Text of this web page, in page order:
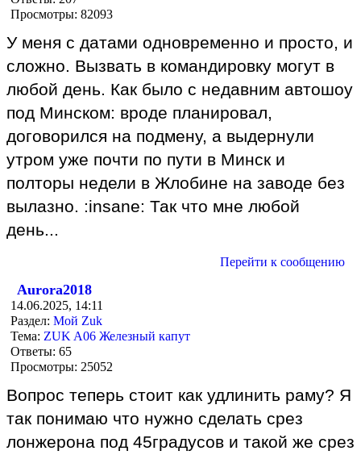
Просмотры: 82093
У меня с датами одновременно и просто, и
сложно. Вызвать в командировку могут в
любой день. Как было с недавним автошоу
под Минском: вроде планировал,
договорился на подмену, а выдернули
утром уже почти по пути в Минск и
полторы недели в Жлобине на заводе без
вылазно. :insane: Так что мне любой
день...
Перейти к сообщению
Aurora2018
14.06.2025, 14:11
Раздел: Мой Zuk
Тема: ZUK A06 Железный капут
Ответы: 65
Просмотры: 25052
Вопрос теперь стоит как удлинить раму? Я
так понимаю что нужно сделать срез
лонжерона под 45градусов и такой же срез